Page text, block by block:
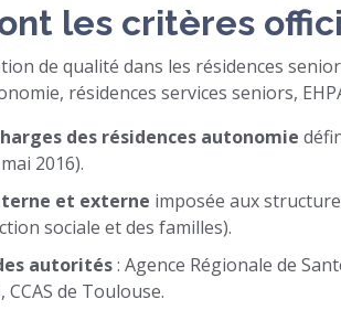
les critères
de qualité dans les résidences
résidences services seniors,
des résidences autonomie
2016).
et externe imposée aux
sociale et des familles).
autorités: Agence Régionale de
de Toulouse.